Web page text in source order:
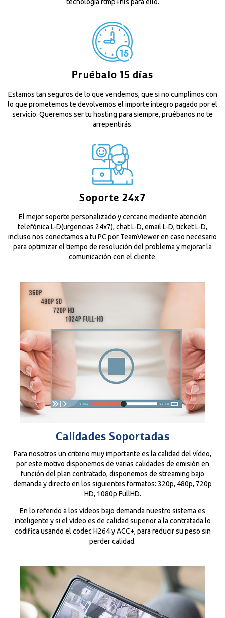
Pruébalo 15 días
Estamos tan seguros de lo que vendemos, que si no cumplimos con
lo que prometemos te devolvemos el importe integro pagado por el
servicio. Queremos ser tu hosting para siempre, pruébanos no te
arrepentirás.
Soporte 24x7
El mejor soporte personalizado y cercano mediante atención
telefónica L-D(urgencias 24x7), chat L-D, email L-D, ticket L-D,
incluso nos conectamos a tu PC por TeamViewer en caso necesario
para optimizar el tiempo de resolución del problema y mejorar la
comunicación con el cliente.
Calidades Soportadas
Para nosotros un criterio muy importante es la calidad del vídeo,
por este motivo disponemos de varias calidades de emisión en
función del plan contratado, disponemos de streaming bajo
demanda y directo en los siguientes formatos: 320p, 480p, 720p
HD, 1080p FullHD.
En lo referido a los vídeos bajo demanda nuestro sistema es
inteligente y si el vídeo es de calidad superior a la contratada lo
codifica usando el codec H264 y ACC+, para reducir su peso sin
perder calidad.